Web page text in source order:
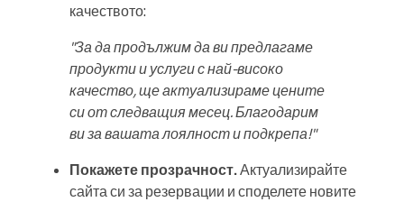
качеството:
"За да продължим да ви предлагаме
продукти и услуги с най-високо
качество, ще актуализираме цените
си от следващия месец. Благодарим
ви за вашата лоялност и подкрепа!"
Покажете прозрачност.Актуализирайте
сайта си за резервации и споделете новите